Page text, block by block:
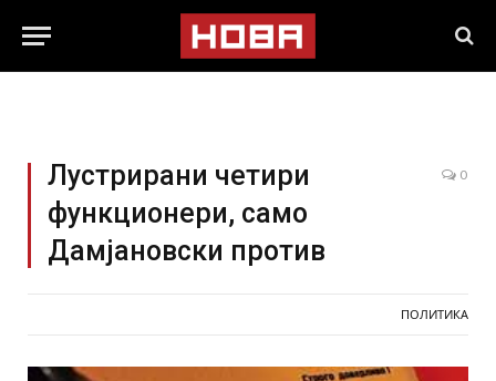
Лустрирани четири
функционери, само
Дамјановски против
0
ПОЛИТИКА